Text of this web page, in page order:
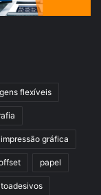
flexíveis
impressão gráfica
papel